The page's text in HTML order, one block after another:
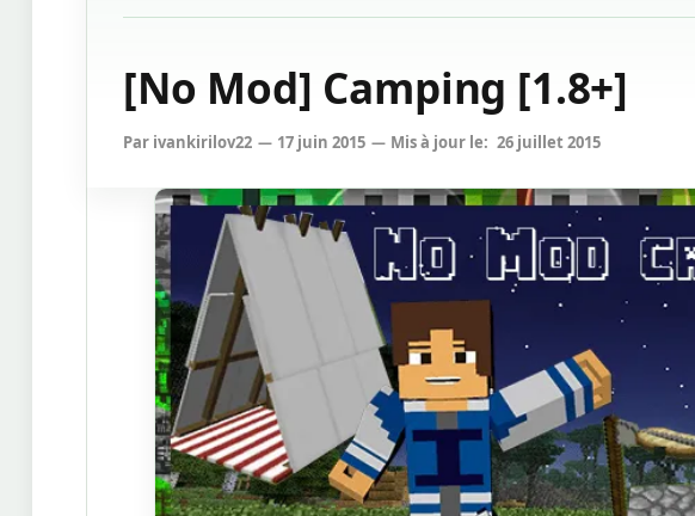
[No Mod] Camping [1.8+]
Par ivankirilov22 17 juin 2015 Mis à jour le: 26 juillet 2015